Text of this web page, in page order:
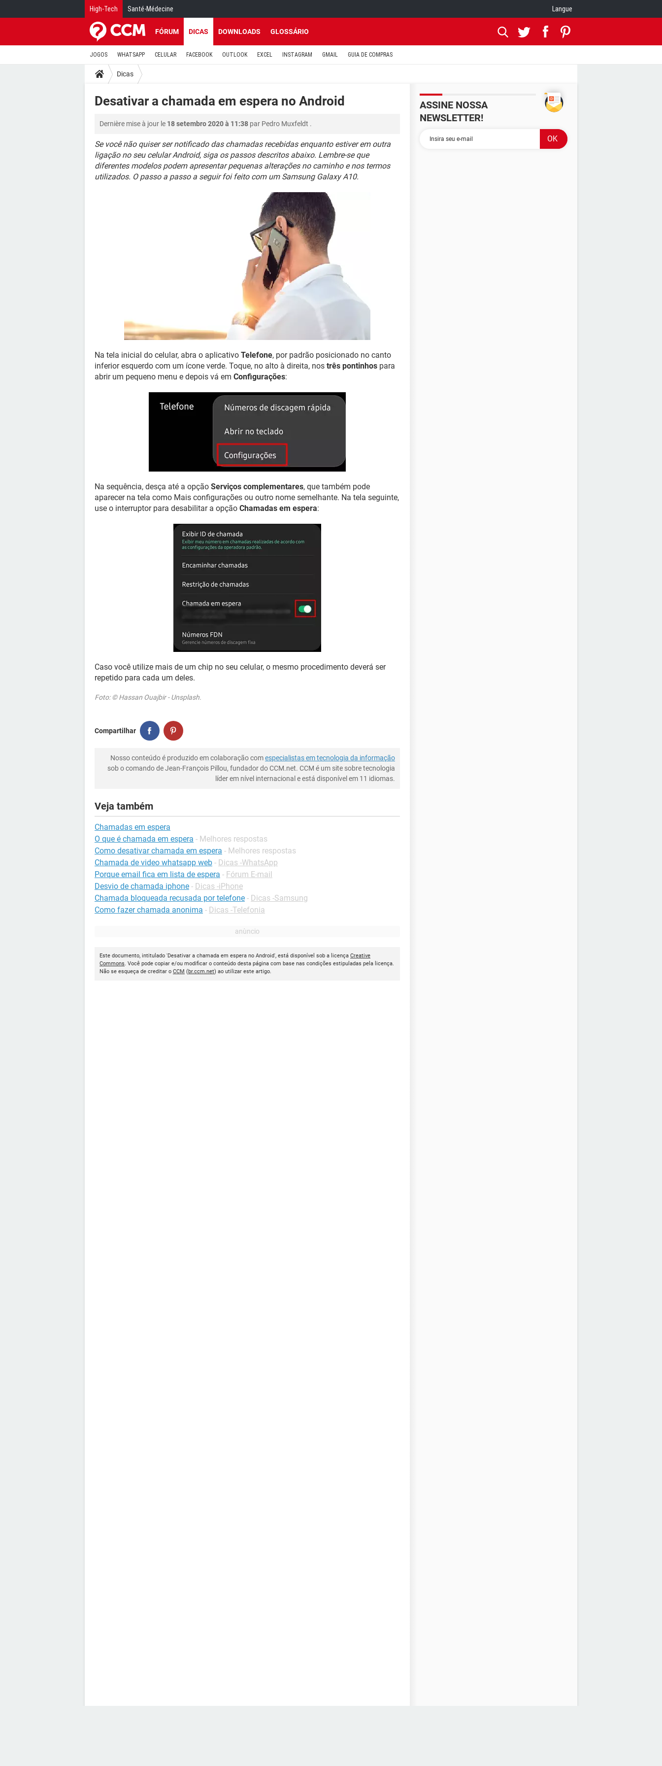
High-Tech Santé-Médecine Langue
FÓRUM DICAS DOWNLOADS GLOSSÁRIO
JOGOS WHATSAPP CELULAR FACEBOOK OUTLOOK EXCEL INSTAGRAM GMAIL GUIA DE COMPRAS
Dicas
Desativar a chamada em espera no Android
Dernière mise à jour le 18 setembro 2020 à 11:38 par Pedro Muxfeldt .
Se você não quiser ser notificado das chamadas recebidas enquanto estiver em outra
ligação no seu celular Android, siga os passos descritos abaixo. Lembre-se que
diferentes modelos podem apresentar pequenas alterações no caminho e nos termos
utilizados. O passo a passo a seguir foi feito com um Samsung Galaxy A10.
Na tela inicial do celular, abra o aplicativo Telefone, por padrão posicionado no canto
inferior esquerdo com um ícone verde. Toque, no alto à direita, nos três pontinhos para
abrir um pequeno menu e depois vá em Configurações:
Na sequência, desça até a opção Serviços complementares, que também pode
aparecer na tela como Mais configurações ou outro nome semelhante. Na tela seguinte,
use o interruptor para desabilitar a opção Chamadas em espera:
Caso você utilize mais de um chip no seu celular, o mesmo procedimento deverá ser
repetido para cada um deles.
Foto: © Hassan Ouajbir - Unsplash.
Compartilhar
Nosso conteúdo é produzido em colaboração comespecialistas em tecnologia da informação
sob o comando de Jean-François Pillou, fundador do CCM.net. CCM é um site sobre tecnologia
líder em nível internacional e está disponível em 11 idiomas.
Veja também
Chamadas em espera
O que é chamada em espera - Melhores respostas
Como desativar chamada em espera - Melhores respostas
Chamada de video whatsapp web - Dicas -WhatsApp
Porque email fica em lista de espera - Fórum E-mail
Desvio de chamada iphone - Dicas -iPhone
Chamada bloqueada recusada por telefone - Dicas -Samsung
Como fazer chamada anonima - Dicas -Telefonia
Este documento, intitulado 'Desativar a chamada em espera no Android', está disponível sob a licença Creative
Commons. Você pode copiar e/ou modificar o conteúdo desta página com base nas condições estipuladas pela licença.
Não se esqueça de creditar o CCM (br.ccm.net) ao utilizar este artigo.
ASSINE NOSSA
NEWSLETTER!